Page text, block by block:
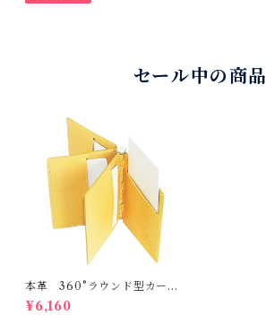
セール中の商品
本革 360°ラウンド型カード
ケース
¥6,160